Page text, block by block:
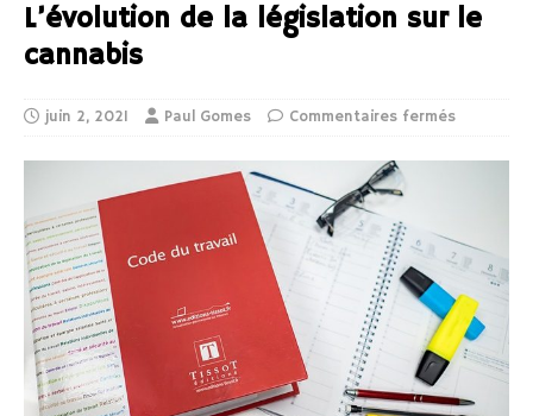
L’évolution de la législation sur le
cannabis
juin 2, 2021 Paul Gomes Commentaires fermés